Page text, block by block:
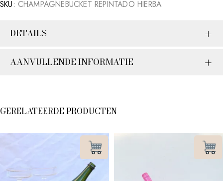
SKU: CHAMPAGNEBUCKET REPINTADO HIERBA
DETAILS
AANVULLENDE INFORMATIE
GERELATEERDE PRODUCTEN